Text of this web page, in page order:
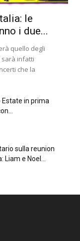
le
i due...
quello degli
sarà infatti
che la
Estate in prima
sulla reunion
Liam e Noel...